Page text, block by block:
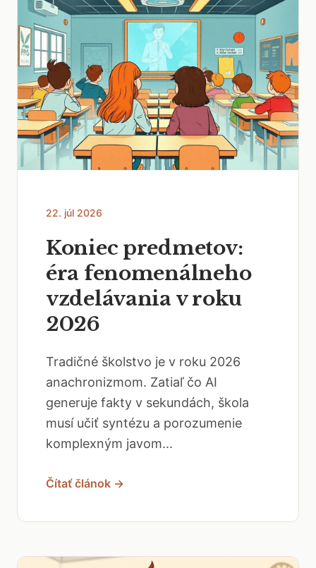
22. júl 2026
Koniec predmetov:
éra fenomenálneho
vzdelávania v roku
2026
Tradičné školstvo je v roku 2026
anachronizmom. Zatiaľ čo AI
generuje fakty v sekundách, škola
musí učiť syntézu a porozumenie
komplexným javom...
Čítať článok →